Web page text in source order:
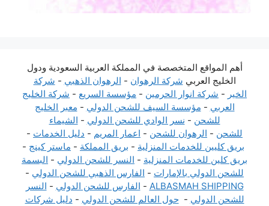
أهم المواقع المتخصصة في المملكة العربية السعودية ودول
الخليج العربي شركة الرهوان - الرهوان الذهبي - شركة
الخير - شركة انوار الحرمين - مؤسسة السريع - شركة الخليج
العربي - مؤسسة السيف للشحن الدولي - معبر الخليج
للشحن - نسر الوادي للشحن الدولي - الشيماء
للشحن - الرهوان للشحن - اعمار المريم - دليل الخدمات -
بريق كليين للخدمات المنزلية - بريق المملكة - ماستر كينج -
بريق كلين للخدمات المنزلية - النسر للشحن الدولي - البسمة
للشحن الدولي بالإمارات - الفارس الذهبي للشحن الدولي -
ALBASMAH SHIPPING
- الفارس للشحن الدولي - النسر
للشحن الدولي -حول العالم للشحن الدولي - دليل شركات